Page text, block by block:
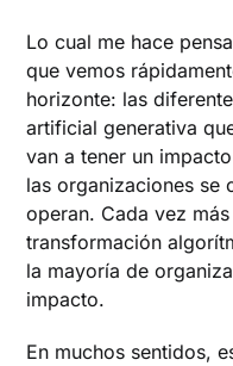
Lo cual me hace
que vemos
horizonte: las
artificial generativa
van a tener un
las organizaciones se
operan. Cada vez
transformación
la mayoría de
impacto.
En muchos sentidos,